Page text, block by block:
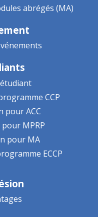
abrégés (MA)
CCP
pour ACC
MPRP
pour MA
ECCP